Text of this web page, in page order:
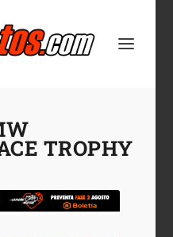
TROPHY